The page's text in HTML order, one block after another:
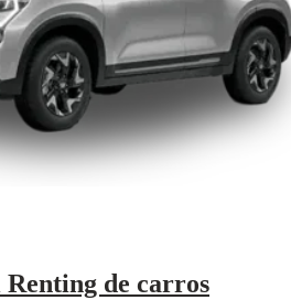
Renting de carros